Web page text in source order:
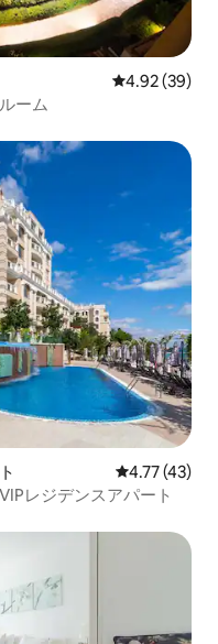
レビュー39
4.92 (39)
ーム
レビュー43
4.77 (43)
レジデンスアパート